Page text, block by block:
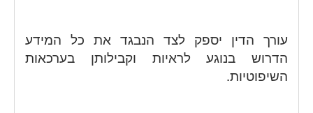
עורך הדין יספק לצד הנבגד את כל המידע
הדרוש בנוגע לראיות וקבילותן בערכאות
השיפוטיות.